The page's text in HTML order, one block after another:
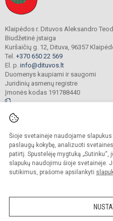
Šioje svetainėje naudojame
paslaugų kokybę, analizuoti
patirtį. Spustelėję mygtuką
slapukų naudojimu šioje svetainėje.
sutikimus, prašome apsilankyti
Klaipėdos r. Dituvos Aleksandro
Biudžetinė įstaiga
Kuršaičių g. 12, Dituva, 96357
Tel. +370 650 22 569
El. p. info@dituvos.lt
Duomenys kaupiami ir saugomi
Juridinių asmenų registre
Įmonės kodas 191788440
Visos teisės saugomos. Kopijuoti
sutikimo
Prieinamumo
Sumanus būdas atnaujinti